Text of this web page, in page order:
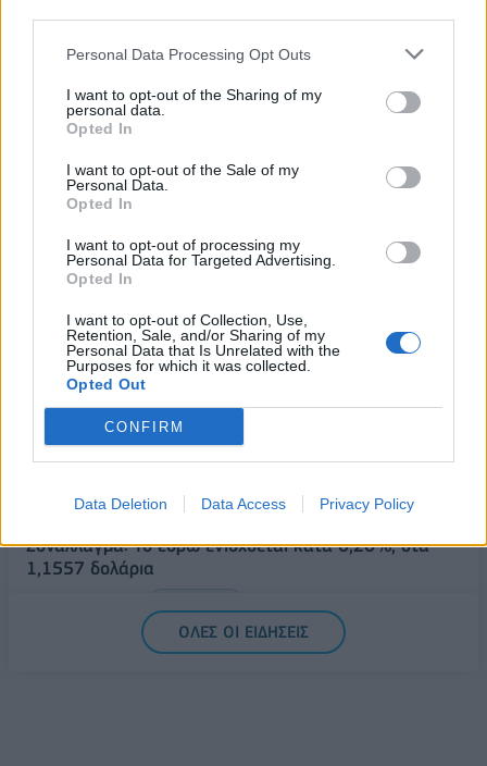
Personal Data Processing Opt Outs
I want to opt-out of the Sharing of my
personal data.
Opted In
I want to opt-out of the Sale of my
Personal Data.
Opted In
I want to opt-out of processing my
Personal Data for Targeted Advertising.
Opted In
I want to opt-out of Collection, Use,
Retention, Sale, and/or Sharing of my
Personal Data that Is Unrelated with the
Purposes for which it was collected.
Opted Out
CONFIRM
Data Deletion Data Access Privacy Policy
ΗΠΑ: Επιβράδυνση των προσλήψεων στον ιδιωτικό
τομέα τον Ιούλιο - Δημιουργήθηκαν μόνο 44.000
05/08/2026 - 17:16 ΚΟΣΜΟΣ
Τ. Θεοδωρικάκος: Στηρίζουμε με πράξεις την
έρευνα και την καινοτομία
05/08/2026 - 16:51
Ν. Χαρδαλιάς: Μηδενική ανοχή και σε νομικό
επίπεδο για τους υπαίτιους της πυρκαγιάς στη
Δυτική Αττική
05/08/2026 - 16:26 ΕΛΛΑΔΑ
ΕΕ: Διοχετεύει 1,4 δισ. ευρώ στην Ουκρανία από
παγωμένα ρωσικά κεφάλαια
05/08/2026 - 16:03 ΚΟΣΜΟΣ
Χρηματιστήριο: Στις 2.623,62 μονάδες ο Γενικός
05/08/2026 - 15:36 ΟΙΚΟΝΟΜΙΑ
Συνάλλαγμα: Το ευρώ ενισχύεται κατά 0,20%, στα
1,1557 δολάρια
ΟΛΕΣ ΟΙ ΕΙΔΗΣΕΙΣ